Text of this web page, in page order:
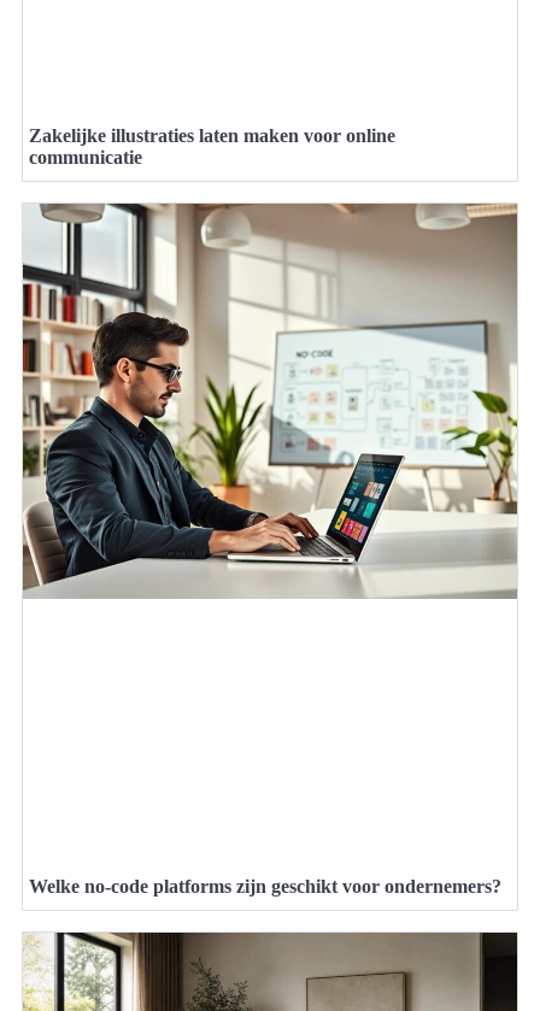
Zakelijke illustraties laten maken voor online
communicatie
Welke no-code platforms zijn geschikt voor ondernemers?